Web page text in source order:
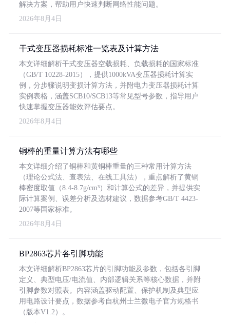
解决方案，帮助用户快速判断网络性能问题。
2026年8月4日
干式变压器损耗标准一览表及计算方法
本文详细解析干式变压器空载损耗、负载损耗的国家标准
（GB/T 10228-2015），提供1000kVA变压器损耗计算实
例，分步骤说明变损计算方法，并附电力变压器损耗计算
实例表格，涵盖SCB10/SCB13等常见型号参数，指导用户
快速掌握变压器能效评估要点。
2026年8月4日
铜棒的重量计算方法有哪些
本文详细介绍了铜棒和黄铜棒重量的三种常用计算方法
（理论公式法、查表法、在线工具法），重点解析了黄铜
棒密度取值（8.4-8.7g/cm³）和计算公式的差异，并提供实
际计算案例、误差分析及选材建议，数据参考GB/T 4423-
2007等国家标准。
2026年8月4日
BP2863芯片各引脚功能
本文详细解析BP2863芯片的引脚功能及参数，包括各引脚
定义、典型电压/电流值、内部逻辑关系等核心数据，并附
引脚参数对照表。内容涵盖驱动配置、保护机制及典型应
用电路设计要点，数据参考自杭州士兰微电子官方规格书
（版本V1.2）。